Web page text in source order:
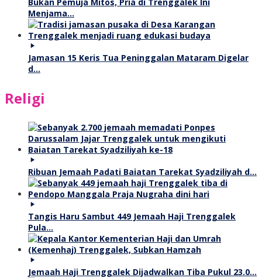
Menjama…
Jamasan 15 Keris Tua Peninggalan Mataram Digelar
d…
Religi
Ribuan Jemaah Padati Baiatan Tarekat Syadziliyah d…
Tangis Haru Sambut 449 Jemaah Haji Trenggalek
Pula…
Jemaah Haji Trenggalek Dijadwalkan Tiba Pukul 23.0…